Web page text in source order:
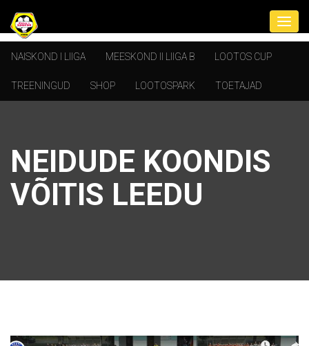
NAISKOND I LIIGA MEESKOND II LIIGA B LOOTOS CUP
TREENINGUD SHOP LOOTOSPARK TOETAJAD
NEIDUDE KOONDIS
VÕITIS LEEDU